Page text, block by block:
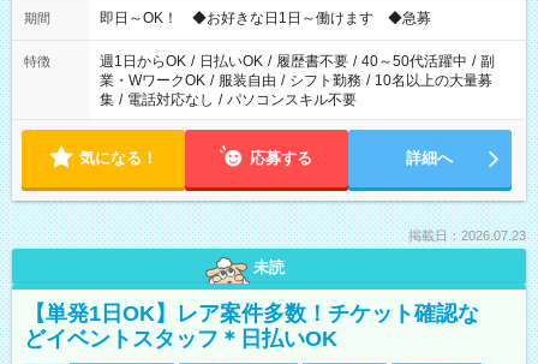
期間 即日～OK！ ◆お好きな日1日～働けます ◆急募
特徴 週1日からOK / 日払いOK / 履歴書不要 / 40～50代活躍中 / 副
業・WワークOK / 服装自由 / シフト勤務 / 10名以上の大量募
集 / 電話対応なし / パソコンスキル不要
気になる！ 応募する 詳細へ
掲載日：2026.07.23
未読
【単発1日OK】レア案件多数！チケット確認な
どイベントスタッフ＊日払いOK